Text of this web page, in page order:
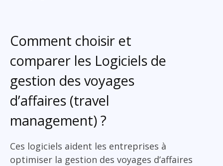
Comment choisir et
comparer les Logiciels de
gestion des voyages
d’affaires (travel
management) ?
Ces logiciels aident les entreprises à
optimiser la gestion des voyages d’affaires